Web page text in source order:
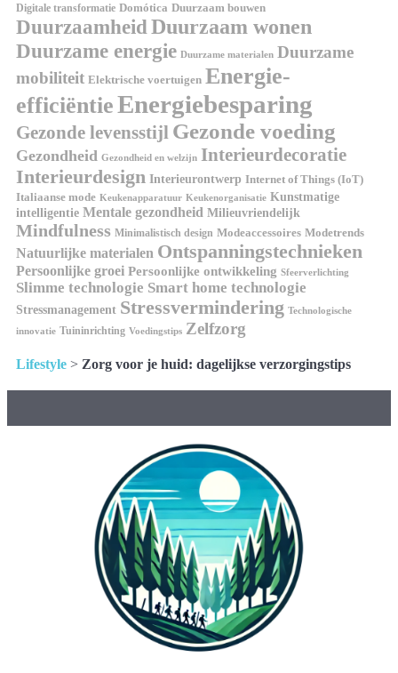
Digitale transformatie Domótica Duurzaam bouwen
Duurzaamheid Duurzaam wonen
Duurzame energie Duurzame materialen Duurzame
mobiliteit Elektrische voertuigen Energie-
efficiëntieEnergiebesparing
Gezonde levensstijl Gezonde voeding
Gezondheid Gezondheid en welzijn Interieurdecoratie
Interieurdesign Interieurontwerp Internet of Things (IoT)
Italiaanse mode Keukenapparatuur Keukenorganisatie Kunstmatige
intelligentie Mentale gezondheid Milieuvriendelijk
Mindfulness Minimalistisch design Modeaccessoires Modetrends
Natuurlijke materialen Ontspanningstechnieken
Persoonlijke groei Persoonlijke ontwikkeling Sfeerverlichting
Slimme technologie Smart home technologie
Stressmanagement Stressvermindering Technologische
innovatie Tuininrichting Voedingstips Zelfzorg
Lifestyle > Zorg voor je huid: dagelijkse verzorgingstips